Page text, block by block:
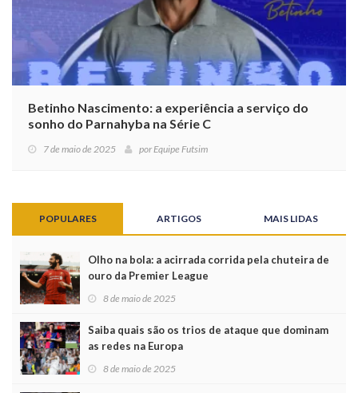
Betinho Nascimento: a experiência a serviço do
sonho do Parnahyba na Série C
7 de maio de 2025 porEquipe Futsim
POPULARES ARTIGOS MAIS LIDAS
Olho na bola: a acirrada corrida pela chuteira de
ouro da Premier League
8 de maio de 2025
Saiba quais são os trios de ataque que dominam
as redes na Europa
8 de maio de 2025